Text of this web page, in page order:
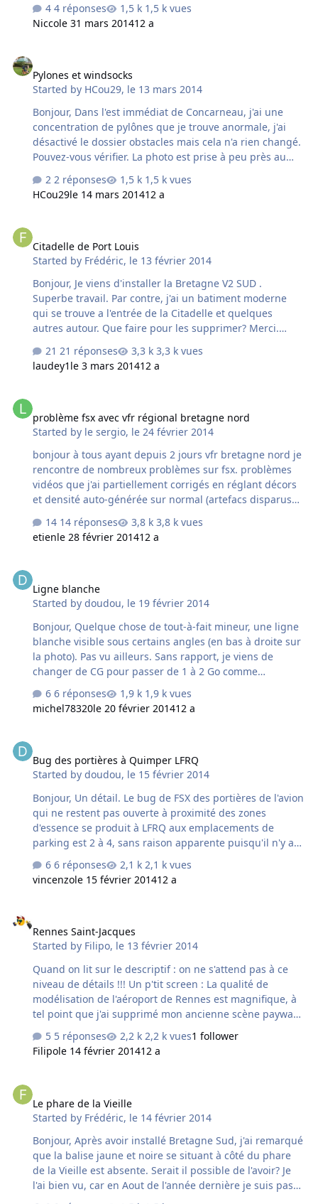
4 réponses
1,5 k vues
Niccole 31 mars 201412 a
Pylones et windsocks
Started by HCou29, le 13 mars 2014
Bonjour, Dans l'est immédiat de Concarneau, j'ai une
concentration de pylônes que je trouve anormale, j'ai
désactivé le dossier obstacles mais cela n'a rien changé.
Pouvez-vous vérifier. La photo est prise à peu près au
dessus du château de Keriolet.
http://www.webm6.com/op-concpylone.jpg.host Les
manches à air de Fvfr comme d'ailleurs celles de LLH ont
mais vont très bien, peut-on supprimer celles de Fvfr qui
sont en double. Merci.
2 réponses
1,5 k vues
HCou29le 14 mars 201412 a
Citadelle de Port Louis
Started by Frédéric, le 13 février 2014
Bonjour, Je viens d'installer la Bretagne V2 SUD .
Superbe travail. Par contre, j'ai un batiment moderne
qui se trouve a l'entrée de la Citadelle et quelques
autres autour. Que faire pour les supprimer? Merci.
21 réponses
3,3 k vues
laudey1 le 3 mars 201412 a
problème fsx avec vfr régional bretagne nord
Started by le sergio, le 24 février 2014
bonjour à tous ayant depuis 2 jours vfr bretagne nord je
rencontre de nombreux problèmes sur fsx. problèmes
vidéos que j'ai partiellement corrigés en réglant décors
et densité auto-générée sur normal (artefacs disparus
mais image floue et crénelée) problème de sélection
heure et saison (2mn d'attente) je n'ai eu aucun
problème auparavant je compte changer de processeur
des réglages sont-ils possibles dans fsx.cfg ma config
actuelle/ windows 7 64 bits boitier coollermaster silencio
carte mère asus P8Z68-VLX PCI ex 16.1 graphique msi ge
force gt…
14 réponses
3,8 k vues
etienle 28 février 201412 a
Ligne blanche
Started bydoudou, le 19 février 2014
Bonjour, Quelque chose de tout-à-fait mineur, une ligne
blanche visible sous certains angles (en bas à droite sur
la photo). Pas vu ailleurs. Sans rapport, je viens de
changer de CG pour passer de 1 à 2 Go comme
préconisé dans la notice de France VFR et je constate
une disparition quasi totale du floutage (sachant
cependant que j'ai choisi d'enlever les objets de taille 2
6 réponses
1,9 k vues
michel78320le 20 février 201412 a
Bug des portières à Quimper LFRQ
Started bydoudou, le 15 février 2014
Bonjour, Un détail. Le bug de FSX des portières de l'avion
qui ne restent pas ouverte à proximité des zones
d'essence se produit à LFRQ aux emplacements de
parking est 2 à 4, sans raison apparente puisqu'il n'y a
pas de zone d'essence en cet endroit (objet invisible ?).
Pas de problème au parking est 1.
6 réponses
2,1 k vues
vincenzole 15 février 201412 a
Rennes Saint-Jacques
Started by Filipo, le 13 février 2014
Quand on lit sur le descriptif : on ne s'attend pas à ce
niveau de détails !!! Un p'tit screen : La qualité de
modélisation de l'aéroport de Rennes est magnifique, à
tel point que j'ai supprimé mon ancienne scène payware
"F-VFR / Micro Application" de LFRN (FS9+ portée sur
FSX). Néanmoins, j'ai un léger bug sur les montants des
Tours, peut être du à ma config ... si quelqu'un pouvait
plaisir de voler si je suis seul à l'avoir ...
5 réponses 2,2 k vues1 follower
Filipole 14 février 201412 a
Le phare de la Vieille
Started by Frédéric, le 14 février 2014
Bonjour, Après avoir installé Bretagne Sud, j'ai remarqué
que la balise jaune et noire se situant à côté du phare
de la Vieille est absente. Serait il possible de l'avoir? Je
l'ai bien vu, car en Aout de l'année dernière je suis passé
devant à bord de l'Enez Sun. Merci. Cordialement,